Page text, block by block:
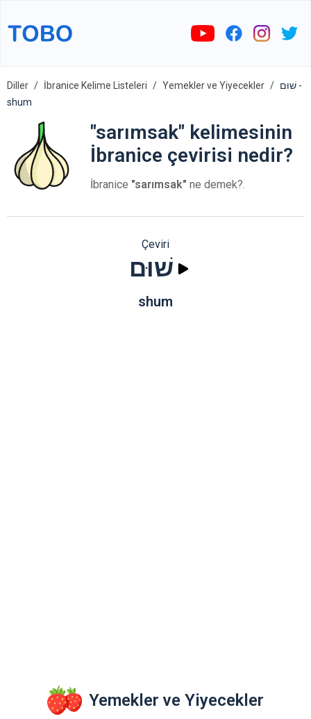
Diller İbranice Kelime Listeleri Yemekler ve Yiyecekler
שׁוּם -
shum
"sarımsak" kelimesinin
İbranice çevirisi nedir?
İbranice "sarımsak" ne demek?.
Çeviri
שׁוּם
shum
Yemekler ve Yiyecekler